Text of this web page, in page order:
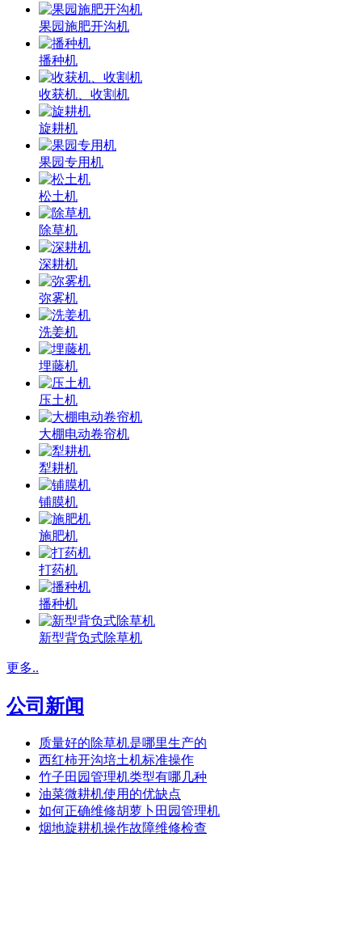
果园施肥开沟机
播种机
收获机、收割机
旋耕机
果园专用机
松土机
除草机
深耕机
弥雾机
洗姜机
埋藤机
压土机
大棚电动卷帘机
犁耕机
铺膜机
施肥机
打药机
播种机
新型背负式除草机
更多..
公司新闻
质量好的除草机是哪里生产的
西红柿开沟培土机标准操作
竹子田园管理机类型有哪几种
油菜微耕机使用的优缺点
如何正确维修胡萝卜田园管理机
烟地旋耕机操作故障维修检查